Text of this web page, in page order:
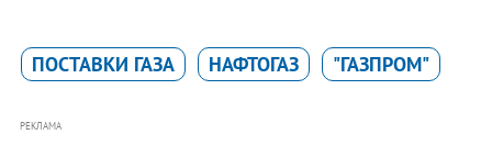
ПОСТАВКИ ГАЗА НАФТОГАЗ "ГАЗПРОМ"
РЕКЛАМА